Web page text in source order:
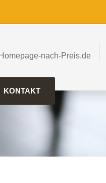
nach-Preis.de
KONTAKT